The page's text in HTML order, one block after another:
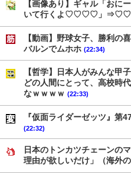
【画像あり】ギャル「おに
いて行くよ♡♡♡♡」⇒♡♡
【動画】野球女子、勝利の
バルンでムホホ (22:34)
【哲学】日本人がみんな甲
どの人間にとって、高校時
なｗｗｗｗ (22:33)
『仮面ライダーゼッツ』第
(22:32)
日本のトンカツチェーンの
理由が欲しいだけ」（海外の